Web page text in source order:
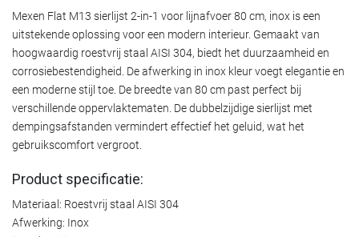
Mexen Flat M13 sierlijst 2-in-1 voor lijnafvoer 80 cm, inox is een
uitstekende oplossing voor een modern interieur. Gemaakt van
hoogwaardig roestvrij staal AISI 304, biedt het duurzaamheid en
corrosiebestendigheid. De afwerking in inox kleur voegt elegantie en
een moderne stijl toe. De breedte van 80 cm past perfect bij
verschillende oppervlaktematen. De dubbelzijdige sierlijst met
dempingsafstanden vermindert effectief het geluid, wat het
gebruikscomfort vergroot.
Product specificatie:
Materiaal: Roestvrij staal AISI 304
Afwerking: Inox